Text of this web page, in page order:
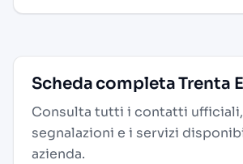
Scheda completa Trenta
Consulta tutti i contatti
segnalazioni e i servizi
azienda.